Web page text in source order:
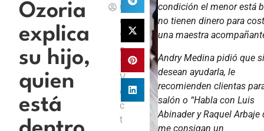
Ozoria
explica
su hijo,
quien
está
u
e
v
o
T
V
o
c
t
condición el menor está
no tienen dinero para
una maestra
Andry Medina pidió que si
desean ayudarla, le
recomienden clientas
salón o “Habla con Luis
Abinader y Raquel Arbaje
me consigan un